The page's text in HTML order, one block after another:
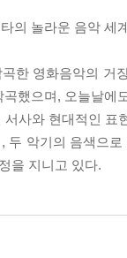
의 놀라운 음악 세
한 영화음악의 거
했으며, 오늘날에
사와 현대적인
두 악기의 음색으
을 지니고 있다.